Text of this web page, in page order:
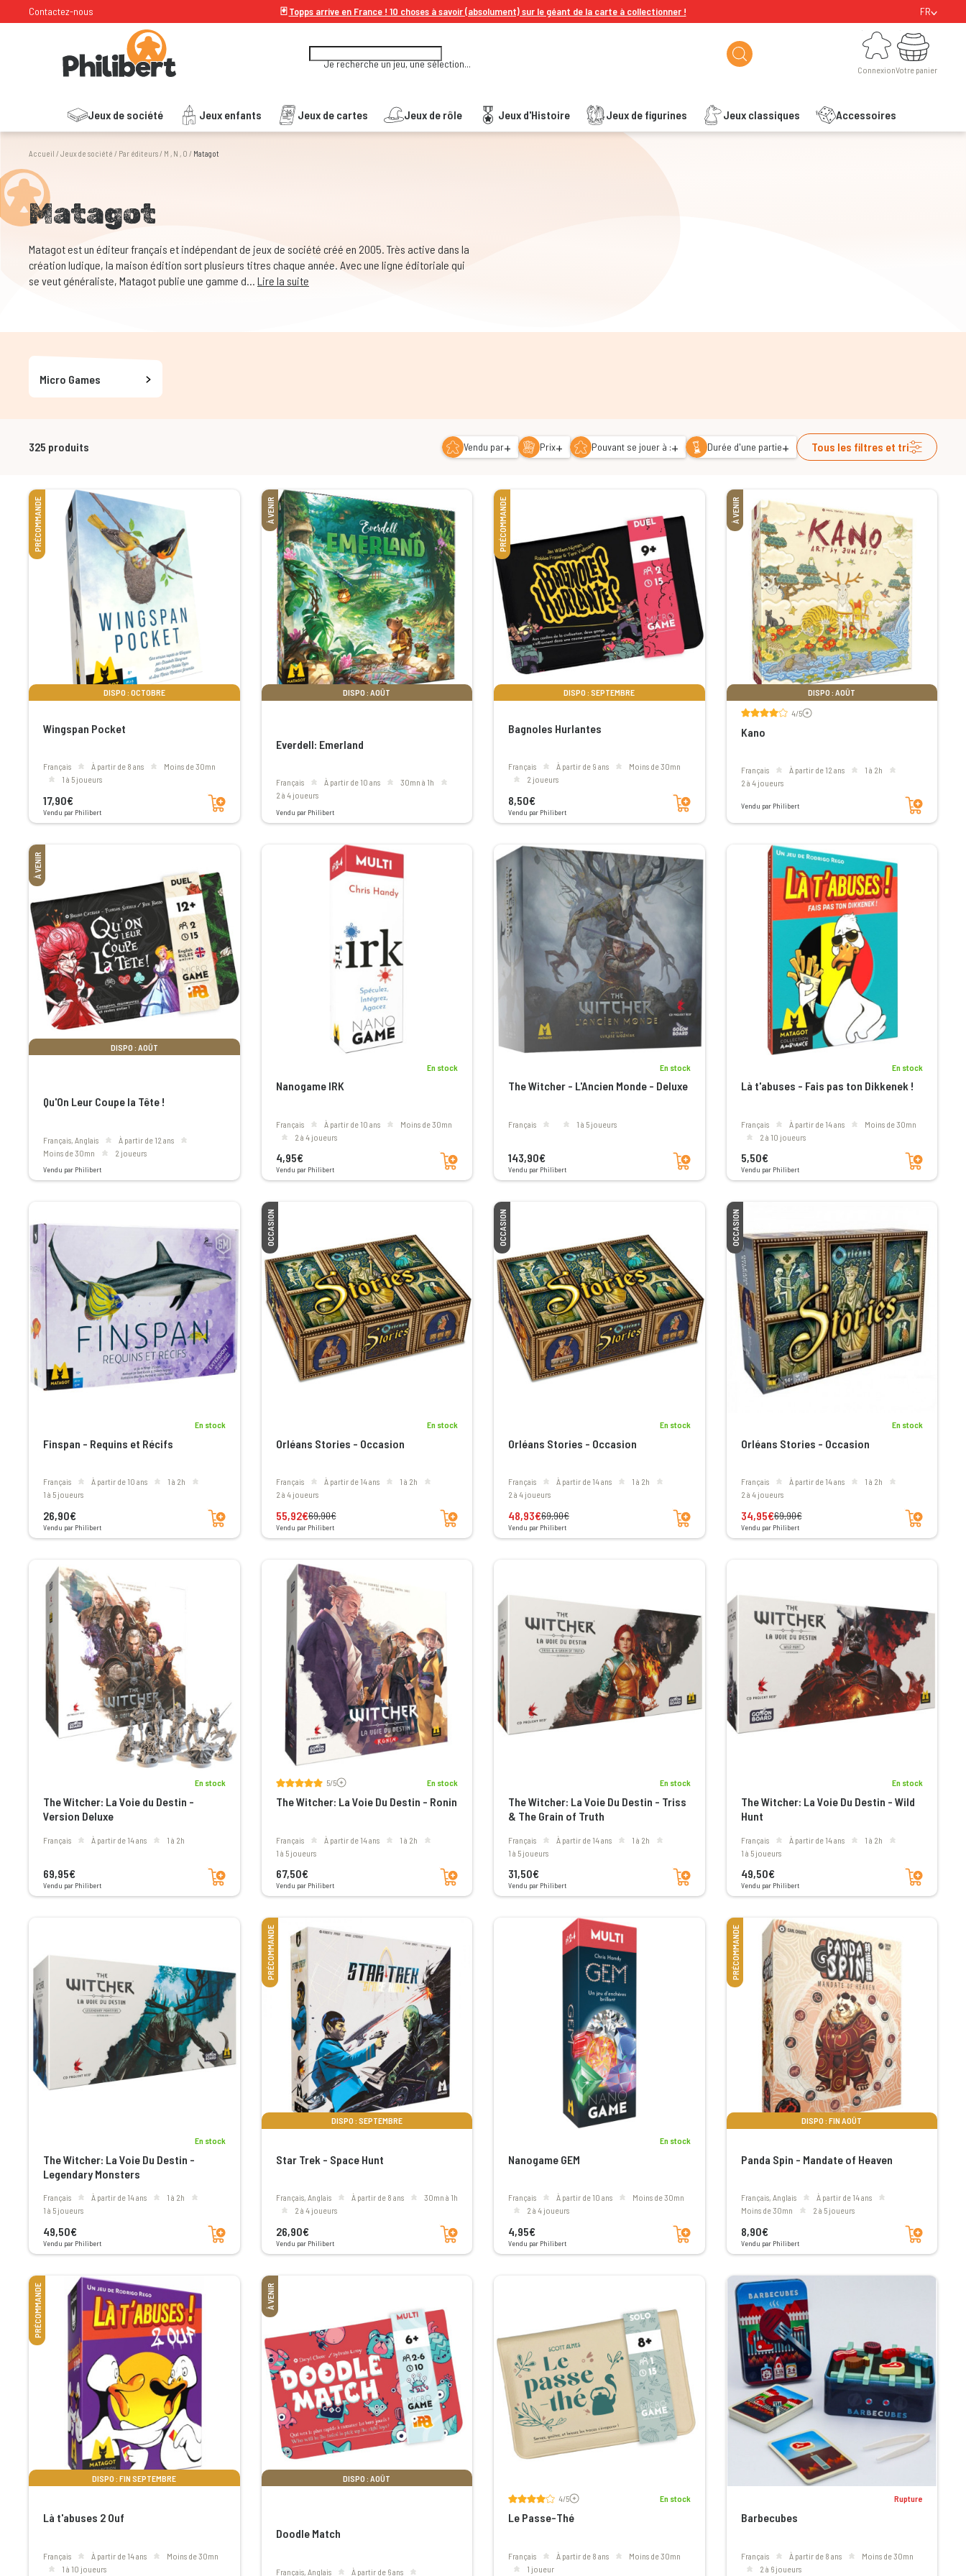
Contactez-nous 🃏Topps arrive en France ! 10 choses à savoir (absolument) sur le géant de la carte à collectionner ! FR
Je recherche un jeu, une sélection...
Connexion
Connexion
Jeux de société Jeux enfants Jeux de cartes Jeux de rôle Jeux d'Histoire Jeux de figurines Jeux classiques Accessoires
Votre panier
Votre panier
Accueil /Jeux de société / Par éditeurs/ M , N , O / Matagot
Matagot
Matagot est un éditeur français et indépendant de jeux de société créé en 2005. Très active dans la
création ludique, la maison édition sort plusieurs titres chaque année. Avec une ligne éditoriale qui
se veut généraliste, Matagot publie une gamme d... Lire la suite
Micro Games
325 produits Vendu par+ Prix+ Pouvant se jouer à :+ Durée d'une partie+ Tous les filtres et tri
PRÉCOMMANDE
DISPO : OCTOBRE
Wingspan Pocket
Français à partir de 8 ans
moins de 30mn
1 à 5 joueurs
17,90€
Vendu par Philibert
Ajouter au panier
À VENIR
DISPO : AOÛT
Everdell: Emerland
Français à partir de 10 ans
30mn à 1h
2 à 4 joueurs
Vendu par Philibert
PRÉCOMMANDE
DISPO : SEPTEMBRE
Bagnoles Hurlantes
Français à partir de 9 ans
moins de 30mn
2 joueurs
8,50€
Vendu par Philibert
Ajouter au panier
À VENIR
DISPO : AOÛT
4/5Voir les avis
Kano
Français à partir de 12 ans
1 à 2h
2 à 4 joueurs
Vendu par Philibert
Ajouter au panier
À VENIR
DISPO : AOÛT
Qu'On Leur Coupe la Tête !
Français, Anglais
à partir de 12 ans
moins de 30mn
2 joueurs
Vendu par Philibert
En stock
Nanogame IRK
Français à partir de 10 ans
moins de 30mn
2 à 4 joueurs
4,95€
Vendu par Philibert
Ajouter au panier
En stock
The Witcher - L'Ancien Monde - Deluxe
Français 1 à 5 joueurs
143,90€
Vendu par Philibert
Ajouter au panier
En stock
Là t'abuses - Fais pas ton Dikkenek !
Français à partir de 14 ans
moins de 30mn
2 à 10 joueurs
5,50€
Vendu par Philibert
Ajouter au panier
En stock
Finspan - Requins et Récifs
Français à partir de 10 ans
1 à 2h
1 à 5 joueurs
26,90€
Vendu par Philibert
Ajouter au panier
OCCASION
En stock
Orléans Stories - Occasion
Français à partir de 14 ans
1 à 2h
2 à 4 joueurs
55,92€69,90€
Vendu par Philibert
Ajouter au panier
OCCASION
En stock
Orléans Stories - Occasion
Français à partir de 14 ans
1 à 2h
2 à 4 joueurs
48,93€69,90€
Vendu par Philibert
Ajouter au panier
OCCASION
En stock
Orléans Stories - Occasion
Français à partir de 14 ans
1 à 2h
2 à 4 joueurs
34,95€69,90€
Vendu par Philibert
Ajouter au panier
En stock
The Witcher: La Voie du Destin -
Version Deluxe
Français à partir de 14 ans 1 à 2h
69,95€
Vendu par Philibert
Ajouter au panier
5/5Voir les avis En stock
The Witcher: La Voie Du Destin - Ronin
Français à partir de 14 ans
1 à 2h
1 à 5 joueurs
67,50€
Vendu par Philibert
Ajouter au panier
En stock
The Witcher: La Voie Du Destin - Triss
& The Grain of Truth
Français à partir de 14 ans
1 à 2h
1 à 5 joueurs
31,50€
Vendu par Philibert
Ajouter au panier
En stock
The Witcher: La Voie Du Destin - Wild
Hunt
Français à partir de 14 ans
1 à 2h
1 à 5 joueurs
49,50€
Vendu par Philibert
Ajouter au panier
En stock
The Witcher: La Voie Du Destin -
Legendary Monsters
Français à partir de 14 ans
1 à 2h
1 à 5 joueurs
49,50€
Vendu par Philibert
Ajouter au panier
PRÉCOMMANDE
DISPO : SEPTEMBRE
Star Trek - Space Hunt
Français, Anglais à partir de 8 ans
30mn à 1h
2 à 4 joueurs
26,90€
Vendu par Philibert
Ajouter au panier
En stock
Nanogame GEM
Français à partir de 10 ans
moins de 30mn
2 à 4 joueurs
4,95€
Vendu par Philibert
Ajouter au panier
PRÉCOMMANDE
DISPO : FIN AOÛT
Panda Spin - Mandate of Heaven
Français, Anglais
à partir de 14 ans
moins de 30mn
2 à 5 joueurs
8,90€
Vendu par Philibert
Ajouter au panier
PRÉCOMMANDE
DISPO : FIN SEPTEMBRE
Là t'abuses 2 Ouf
Français à partir de 14 ans
moins de 30mn
1 à 10 joueurs
À VENIR
DISPO : AOÛT
Doodle Match
Français, Anglais à partir de 6 ans
4/5Voir les avis En stock
Le Passe-Thé
Français à partir de 8 ans
moins de 30mn
1 joueur
Rupture
Barbecubes
Français à partir de 8 ans
moins de 30mn
2 à 6 joueurs